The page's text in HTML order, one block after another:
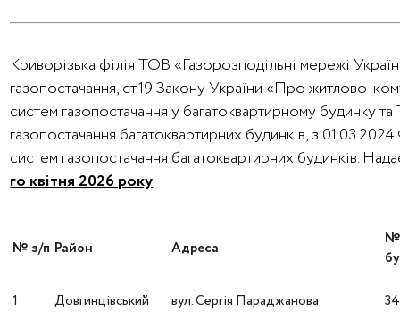
Криворізька філія ТОВ «Газорозподільні мережі
газопостачання, ст.19 Закону України «Про житлово-
систем газопостачання у багатоквартирному будинку
газопостачання багатоквартирних будинків, з
систем газопостачання багатоквартирних будинків.
го квітня 2026 року
№ з/п Район Адреса
1 Довгинцівський вул. Сергія Параджанова 34